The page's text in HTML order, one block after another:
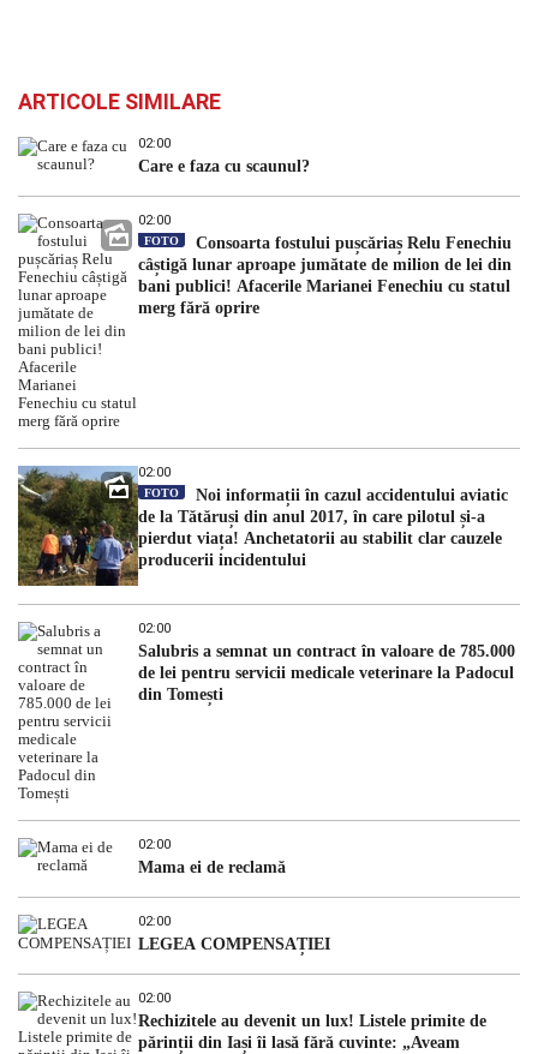
ARTICOLE SIMILARE
02:00
Care e faza cu scaunul?
02:00
FOTO
Consoarta fostului pușcăriaș Relu Fenechiu
câștigă lunar aproape jumătate de milion de lei din
bani publici! Afacerile Marianei Fenechiu cu statul
merg fără oprire
02:00
FOTO
Noi informații în cazul accidentului aviatic
de la Tătăruși din anul 2017, în care pilotul și-a
pierdut viața! Anchetatorii au stabilit clar cauzele
producerii incidentului
02:00
Salubris a semnat un contract în valoare de 785.000
de lei pentru servicii medicale veterinare la Padocul
din Tomești
02:00
Mama ei de reclamă
02:00
LEGEA COMPENSAȚIEI
02:00
Rechizitele au devenit un lux! Listele primite de
părinții din Iași îi lasă fără cuvinte: „Aveam